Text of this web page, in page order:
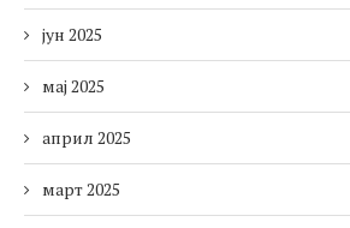
јун 2025
мај 2025
април 2025
март 2025